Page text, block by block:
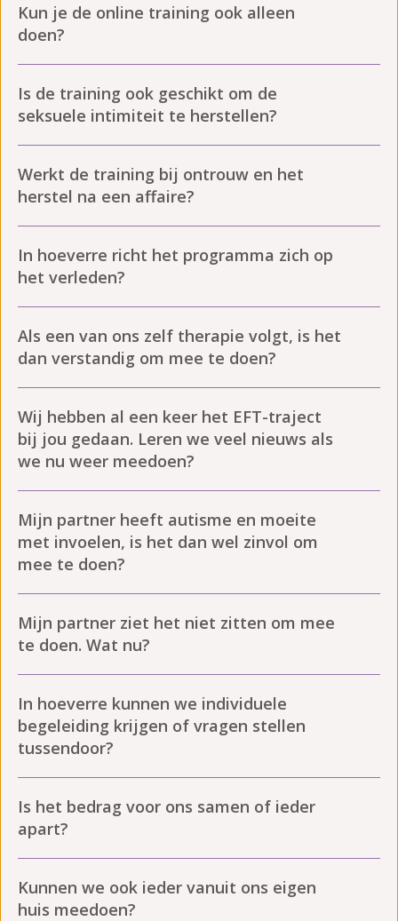
Kun je de online training ook alleen
doen?
Is de training ook geschikt om de
seksuele intimiteit te herstellen?
Werkt de training bij ontrouw en het
herstel na een affaire?
In hoeverre richt het programma zich op
het verleden?
Als een van ons zelf therapie volgt, is het
dan verstandig om mee te doen?
Wij hebben al een keer het EFT-traject
bij jou gedaan. Leren we veel nieuws als
we nu weer meedoen?
Mijn partner heeft autisme en moeite
met invoelen, is het dan wel zinvol om
mee te doen?
Mijn partner ziet het niet zitten om mee
te doen. Wat nu?
In hoeverre kunnen we individuele
begeleiding krijgen of vragen stellen
tussendoor?
Is het bedrag voor ons samen of ieder
apart?
Kunnen we ook ieder vanuit ons eigen
huis meedoen?